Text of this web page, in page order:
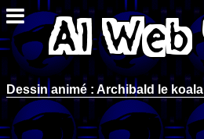
Dessin animé : Archibald le koala